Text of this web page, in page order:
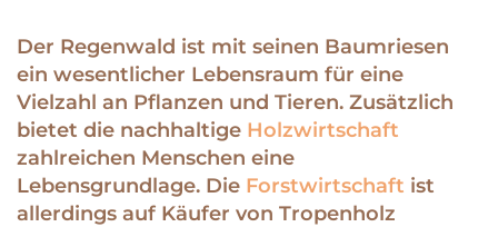
Der Regenwald ist mit seinen Baumriesen
ein wesentlicher Lebensraum für eine
Vielzahl an Pflanzen und Tieren. Zusätzlich
bietet die nachhaltige Holzwirtschaft
zahlreichen Menschen eine
Lebensgrundlage. Die Forstwirtschaft ist
allerdings auf Käufer von Tropenholz